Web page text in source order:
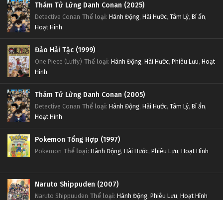
Thám Tử Lừng Danh Conan (2025)
Detective Conan Thể loại: Hành Động, Hài Hước, Tâm Lý, Bí ẩn,
Hoạt Hình
Đảo Hải Tặc (1999)
One Piece (Luffy) Thể loại: Hành Động, Hài Hước, Phiêu Lưu, Hoạt
Hình
Thám Tử Lừng Danh Conan (2005)
Detective Conan Thể loại: Hành Động, Hài Hước, Tâm Lý, Bí ẩn,
Hoạt Hình
Pokemon Tổng Hợp (1997)
Pokemon Thể loại: Hành Động, Hài Hước, Phiêu Lưu, Hoạt Hình
Naruto Shippuden (2007)
Naruto Shippuuden Thể loại: Hành Động, Phiêu Lưu, Hoạt Hình